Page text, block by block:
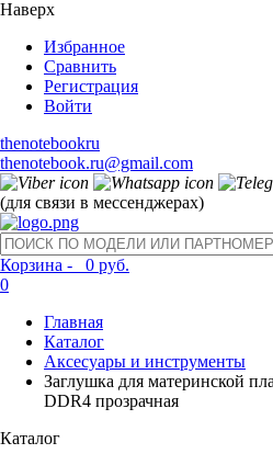
Наверх
Избранное
Сравнить
Регистрация
Войти
thenotebookru
thenotebook.ru@gmail.com
(для связи в мессенджерах)
Корзина -
0 руб.
0
Главная
Каталог
Аксесуары и инструменты
Заглушка для материнской
DDR4 прозрачная
Каталог